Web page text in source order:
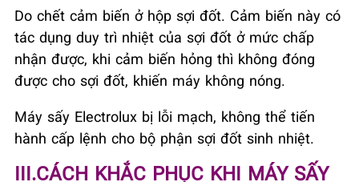
Do chết cảm biến ở hộp sợi đốt. Cảm biến này có
tác dụng duy trì nhiệt của sợi đốt ở mức chấp
nhận được, khi cảm biến hỏng thì không đóng
được cho sợi đốt, khiến máy không nóng.
Máy sấy Electrolux bị lỗi mạch, không thể tiến
hành cấp lệnh cho bộ phận sợi đốt sinh nhiệt.
III.CÁCH KHẮC PHỤC KHI MÁY SẤY